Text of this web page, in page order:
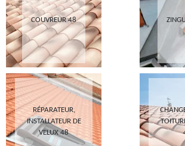
COUVREUR 48
RÉPARATEUR,
INSTALLATEUR DE
VELUX 48